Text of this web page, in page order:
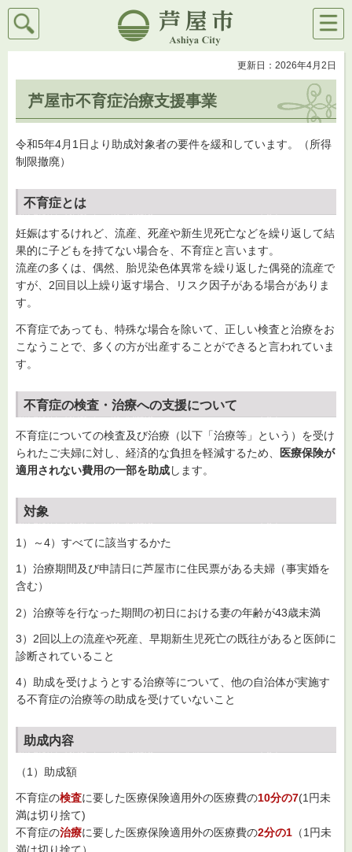
芦屋市
検索
メニ
ュー
更新日：2026年4月2日
芦屋市不育症治療支援事業
令和5年4月1日より助成対象者の要件を緩和しています。（所得
制限撤廃）
不育症とは
妊娠はするけれど、流産、死産や新生児死亡などを繰り返して結
果的に子どもを持てない場合を、不育症と言います。
流産の多くは、偶然、胎児染色体異常を繰り返した偶発的流産で
すが、2回目以上繰り返す場合、リスク因子がある場合がありま
す。
不育症であっても、特殊な場合を除いて、正しい検査と治療をお
こなうことで、多くの方が出産することができると言われていま
す。
不育症の検査・治療への支援について
不育症についての検査及び治療（以下「治療等」という）を受け
られたご夫婦に対し、経済的な負担を軽減するため、
医療保険が
適用されない費用の一部を助成します。
対象
1）～4）すべてに該当するかた
1）治療期間及び申請日に芦屋市に住民票がある夫婦（事実婚を
含む）
2）治療等を行なった期間の初日における妻の年齢が43歳未満
3）2回以上の流産や死産、早期新生児死亡の既往があると医師に
診断されていること
4）助成を受けようとする治療等について、他の自治体が実施す
る不育症の治療等の助成を受けていないこと
助成内容
（1）助成額
不育症の検査に要した医療保険適用外の医療費の10分の7(1円未
満は切り捨て)
不育症の治療に要した医療保険適用外の医療費の2分の1 （1円未